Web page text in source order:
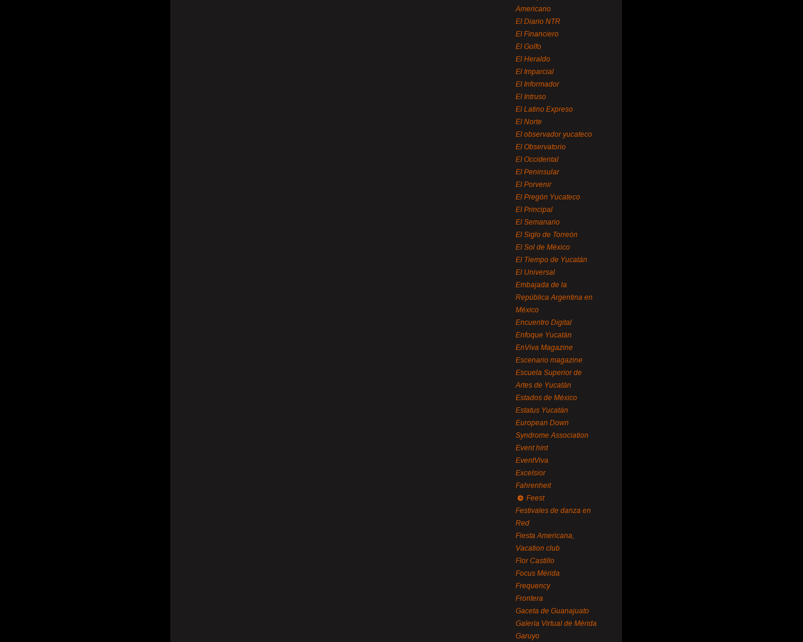
Americano
El Diario NTR
El Financiero
El Golfo
El Heraldo
El Imparcial
El Informador
El Intruso
El Latino Expreso
El Norte
El observador yucateco
El Observatorio
El Occidental
El Peninsular
El Porvenir
El Pregón Yucateco
El Principal
El Semanario
El Siglo de Torreón
El Sol de México
El Tiempo de Yucatán
El Universal
Embajada de la
República Argentina en
México
Encuentro Digital
Enfoque Yucatán
EnViva Magazine
Escenario magazine
Escuela Superior de
Artes de Yucatán
Estados de México
Estatus Yucatán
European Down
Syndrome Association
Event hint
EventViva
Excelsior
Fahrenheit
Feest
Festivales de danza en
Red
Fiesta Americana,
Vacation club
Flor Castillo
Focus Mérida
Frequency
Frontera
Gaceta de Guanajuato
Galería Virtual de Mérida
Garuyo